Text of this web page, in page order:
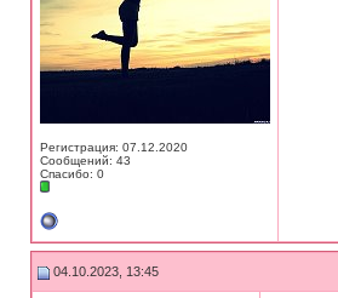
Регистрация: 07.12.2020
Сообщений: 43
Спасибо: 0
04.10.2023, 13:45